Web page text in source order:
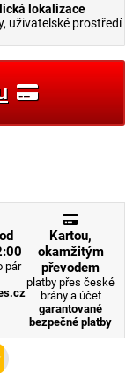
lokalizace
uživatelské prostředí
pár
Kartou,
okamžitým
převodem
platby přes české
brány a účet
garantované
bezpečné platby